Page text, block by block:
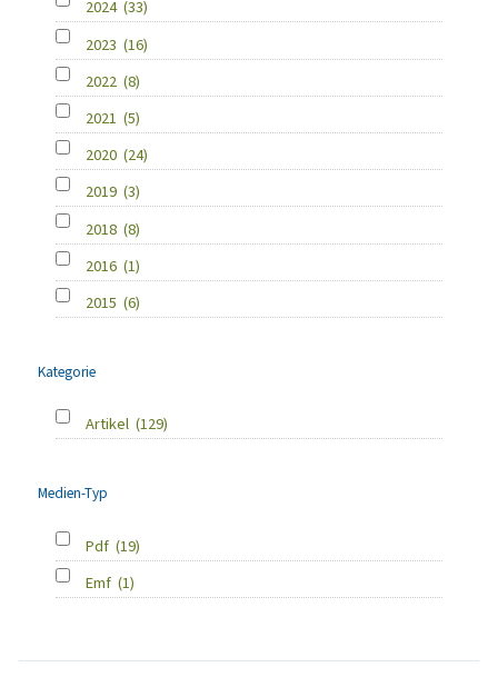
2024 (33)
2023 (16)
2022 (8)
2021 (5)
2020 (24)
2019 (3)
2018 (8)
2016 (1)
2015 (6)
Kategorie
Artikel (129)
Medien-Typ
Pdf (19)
Emf (1)